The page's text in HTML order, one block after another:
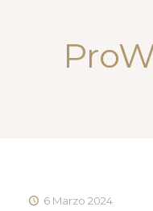
6 Marzo 2024